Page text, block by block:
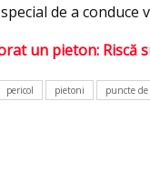
de a conduce
un pieton: Riscă
pericol pietoni puncte